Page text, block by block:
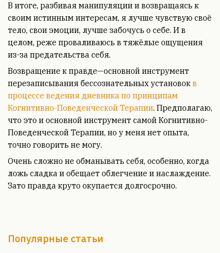
В итоге, разбивая манипуляции и возвращаясь к
своим истинным интересам, я лучше чувствую своё
тело, свои эмоции, лучше забочусь о себе. И в
целом, реже проваливаюсь в тяжёлые ощущения
из-за предательства себя.
Возвращение к правде—основной инструмент
перезаписывания бессознательных установок в
процессе ведения дневника по принципам
Когнитивно-Поведенческой Терапии. Предполагаю,
что это и основной инструмент самой Когнитивно-
Поведенческой Терапии, но у меня нет опыта,
точно говорить не могу.
Очень сложно не обманывать себя, особенно, когда
ложь сладка и обещает облегчение и наслаждение.
Зато правда круто окупается долгосрочно.
Популярные статьи